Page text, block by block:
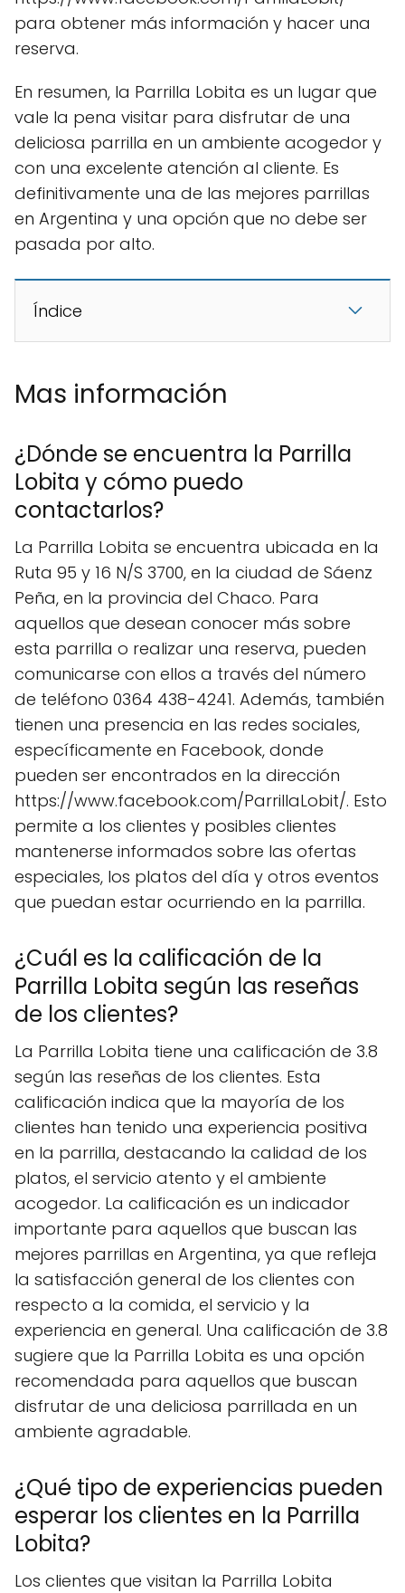
para obtener más información y hacer una
reserva.
En resumen, la Parrilla Lobita es un lugar que
vale la pena visitar para disfrutar de una
deliciosa parrilla en un ambiente acogedor y
con una excelente atención al cliente. Es
definitivamente una de las mejores parrillas
en Argentina y una opción que no debe ser
pasada por alto.
Índice
Mas información
¿Dónde se encuentra la Parrilla
Lobita y cómo puedo
contactarlos?
La Parrilla Lobita se encuentra ubicada en la
Ruta 95 y 16 N/S 3700, en la ciudad de Sáenz
Peña, en la provincia del Chaco. Para
aquellos que desean conocer más sobre
esta parrilla o realizar una reserva, pueden
comunicarse con ellos a través del número
de teléfono 0364 438-4241. Además, también
tienen una presencia en las redes sociales,
específicamente en Facebook, donde
pueden ser encontrados en la dirección
https://www.facebook.com/ParrillaLobit/. Esto
permite a los clientes y posibles clientes
mantenerse informados sobre las ofertas
especiales, los platos del día y otros eventos
que puedan estar ocurriendo en la parrilla.
¿Cuál es la calificación de la
Parrilla Lobita según las reseñas
de los clientes?
La Parrilla Lobita tiene una calificación de 3.8
según las reseñas de los clientes. Esta
calificación indica que la mayoría de los
clientes han tenido una experiencia positiva
en la parrilla, destacando la calidad de los
platos, el servicio atento y el ambiente
acogedor. La calificación es un indicador
importante para aquellos que buscan las
mejores parrillas en Argentina, ya que refleja
la satisfacción general de los clientes con
respecto a la comida, el servicio y la
experiencia en general. Una calificación de 3.8
sugiere que la Parrilla Lobita es una opción
recomendada para aquellos que buscan
disfrutar de una deliciosa parrillada en un
ambiente agradable.
¿Qué tipo de experiencias pueden
esperar los clientes en la Parrilla
Lobita?
Los clientes que visitan la Parrilla Lobita